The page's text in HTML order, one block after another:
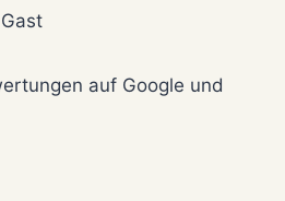
auf Google und